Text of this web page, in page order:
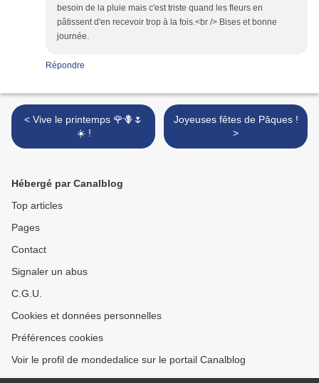
besoin de la pluie mais c'est triste quand les fleurs en
pâtissent d'en recevoir trop à la fois.<br /> Bises et bonne
journée.
Répondre
< Vive le printemps 🌹🪻🌷
☀️ !
Joyeuses fêtes de Pâques !
>
Hébergé par Canalblog
Top articles
Pages
Contact
Signaler un abus
C.G.U.
Cookies et données personnelles
Préférences cookies
Voir le profil de mondedalice sur le portail Canalblog